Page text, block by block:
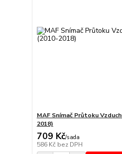
MAF Snímač Průtoku
2018)
709 Kč/sada
586 Kč bez DPH